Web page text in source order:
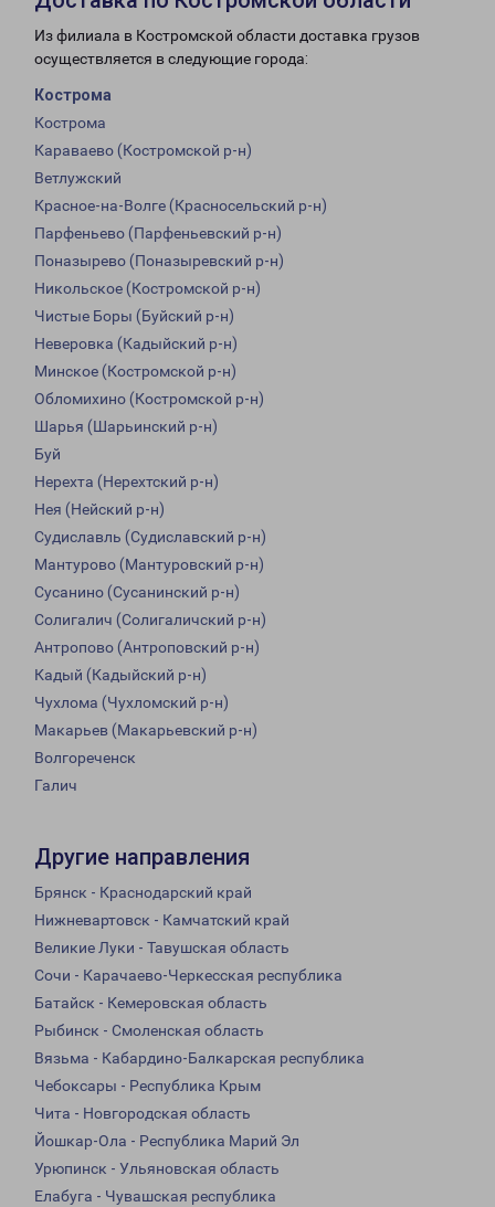
Из филиала в Костромской области доставка грузов
осуществляется в следующие города:
Кострома
Кострома
Караваево (Костромской р-н)
Ветлужский
Красное-на-Волге (Красносельский р-н)
Парфеньево (Парфеньевский р-н)
Поназырево (Поназыревский р-н)
Никольское (Костромской р-н)
Чистые Боры (Буйский р-н)
Неверовка (Кадыйский р-н)
Минское (Костромской р-н)
Обломихино (Костромской р-н)
Шарья (Шарьинский р-н)
Буй
Нерехта (Нерехтский р-н)
Нея (Нейский р-н)
Судиславль (Судиславский р-н)
Мантурово (Мантуровский р-н)
Сусанино (Сусанинский р-н)
Солигалич (Солигаличский р-н)
Антропово (Антроповский р-н)
Кадый (Кадыйский р-н)
Чухлома (Чухломский р-н)
Макарьев (Макарьевский р-н)
Волгореченск
Галич
Другие направления
Брянск - Краснодарский край
Нижневартовск - Камчатский край
Великие Луки - Тавушская область
Сочи - Карачаево-Черкесская республика
Батайск - Кемеровская область
Рыбинск - Смоленская область
Вязьма - Кабардино-Балкарская республика
Чебоксары - Республика Крым
Чита - Новгородская область
Йошкар-Ола - Республика Марий Эл
Урюпинск - Ульяновская область
Елабуга - Чувашская республика